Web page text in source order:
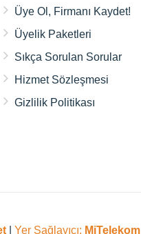
Üye Ol, Firmanı Kaydet!
Üyelik Paketleri
Sıkça Sorulan Sorular
Hizmet Sözleşmesi
Gizlilik Politikası
Yer Sağlayıcı: MiTelekom